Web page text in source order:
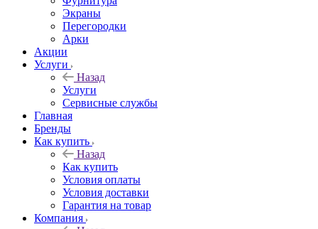
Экраны
Перегородки
Арки
Акции
Услуги
Назад
Услуги
Сервисные службы
Главная
Бренды
Как купить
Назад
Как купить
Условия оплаты
Условия доставки
Гарантия на товар
Компания